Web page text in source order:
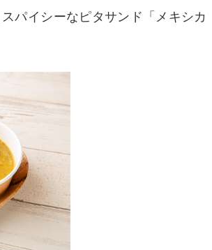
パイシーなピタサンド「メキシカ